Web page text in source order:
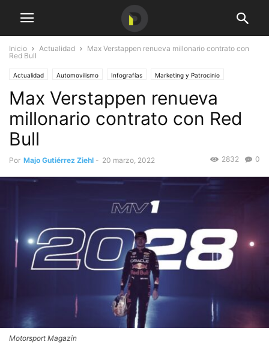
Inicio Actualidad
Max Verstappen renueva millonario contrato con
Red Bull
Actualidad Automovilismo Infografías Marketing y Patrocinio
Marketing Números y estadísticas
Max Verstappen renueva
millonario contrato con Red
Bull
Por Majo Gutiérrez Ziehl - 20 marzo, 2022 0
2832
Motorsport Magazin